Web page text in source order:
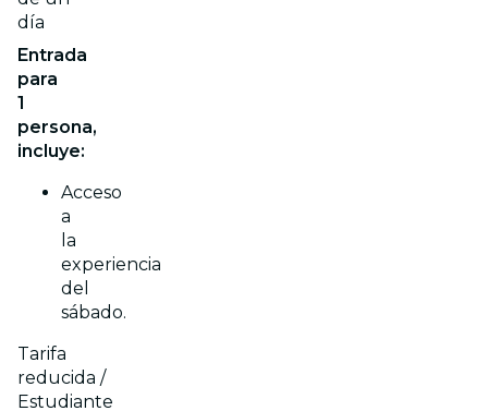
día
Entrada
para
1
persona,
incluye:
Acceso
a
la
experiencia
del
sábado.
Tarifa
reducida /
Estudiante